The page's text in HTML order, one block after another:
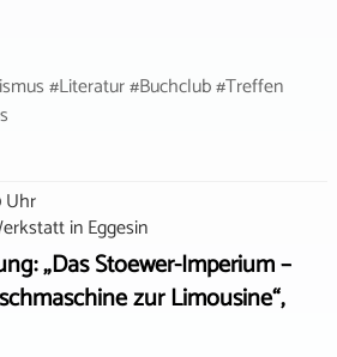
#Literatur #Buchclub #Treffen
Uhr
inEggesin
„Das Stoewer-Imperium –
zur Limousine“,